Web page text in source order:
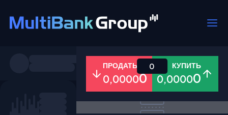
Все Форекс Металлы
ПРОДАТЬ
0,00000
КУПИТЬ
0,00000
0